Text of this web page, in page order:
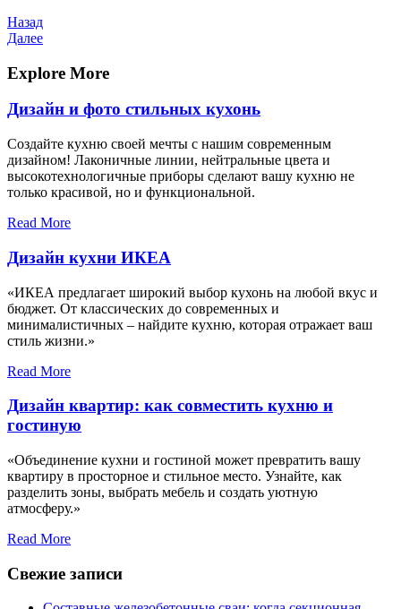
Навигация
по
записям
Предыдущая
запись
Назад
Следующая
Далее
Explore More
Дизайн и фото стильных кухонь
Создайте кухню своей мечты с нашим современным
дизайном! Лаконичные линии, нейтральные цвета и
высокотехнологичные приборы сделают вашу кухню не
только красивой, но и функциональной.
Read More
Дизайн кухни ИКЕА
«ИКЕА предлагает широкий выбор кухонь на любой вкус и
бюджет. От классических до современных и
минималистичных – найдите кухню, которая отражает ваш
стиль жизни.»
Read More
Дизайн квартир: как совместить кухню и
гостиную
«Объединение кухни и гостиной может превратить вашу
квартиру в просторное и стильное место. Узнайте, как
разделить зоны, выбрать мебель и создать уютную
атмосферу.»
Read More
Свежие записи